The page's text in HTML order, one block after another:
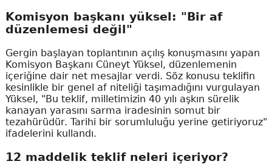
Komisyon başkanı yüksel: "Bir af
düzenlemesi değil"
Gergin başlayan toplantının açılış konuşmasını yapan
Komisyon Başkanı Cüneyt Yüksel, düzenlemenin
içeriğine dair net mesajlar verdi. Söz konusu teklifin
kesinlikle bir genel af niteliği taşımadığını vurgulayan
Yüksel, "Bu teklif, milletimizin 40 yılı aşkın sürelik
kanayan yarasını sarma iradesinin somut bir
tezahürüdür. Tarihi bir sorumluluğu yerine getiriyoruz"
ifadelerini kullandı.
12 maddelik teklif neleri içeriyor?